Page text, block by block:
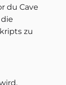
du Cave
zu